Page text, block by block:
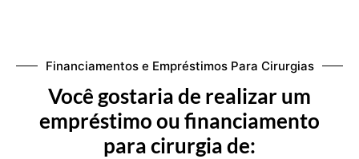
Financiamentos e Empréstimos Para Cirurgias
Você gostaria de realizar um
empréstimo ou financiamento
para cirurgia de: